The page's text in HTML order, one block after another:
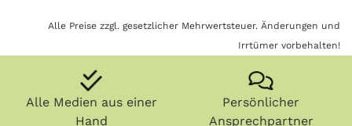
Alle Preise zzgl. gesetzlicher Mehrwertsteuer. Änderungen und
Irrtümer vorbehalten!
Alle Medien aus einer
Hand
Persönlicher
Ansprechpartner